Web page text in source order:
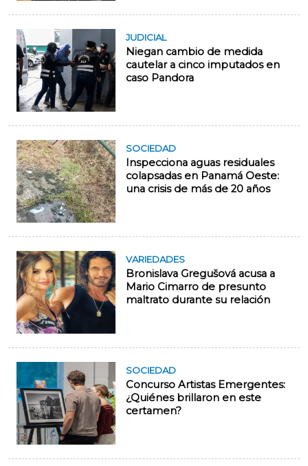
JUDICIAL
Niegan cambio de medida
cautelar a cinco imputados en
caso Pandora
SOCIEDAD
Inspecciona aguas residuales
colapsadas en Panamá Oeste:
una crisis de más de 20 años
VARIEDADES
Bronislava Gregušová acusa a
Mario Cimarro de presunto
maltrato durante su relación
SOCIEDAD
Concurso Artistas Emergentes:
¿Quiénes brillaron en este
certamen?